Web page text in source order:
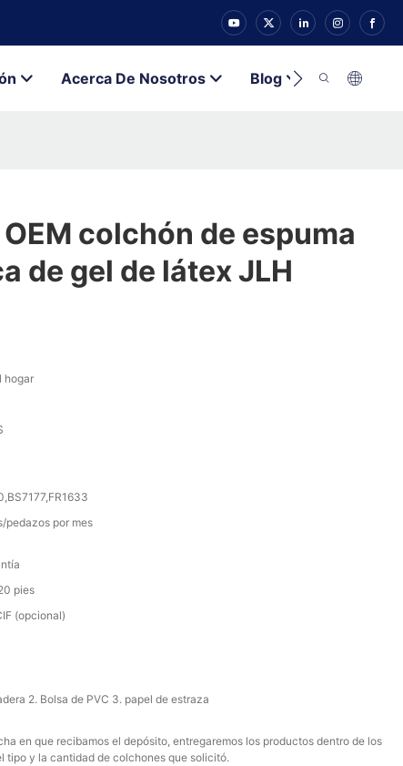
Acerca De Nosotros Blog Contacto
colchón de espuma
de gel de látex JLH
hogar
pedazos por mes
pies
(opcional)
2. Bolsa de PVC 3. papel de estraza
en que recibamos el depósito, entregaremos los productos dentro de los
tipo y la cantidad de colchones que solicitó.